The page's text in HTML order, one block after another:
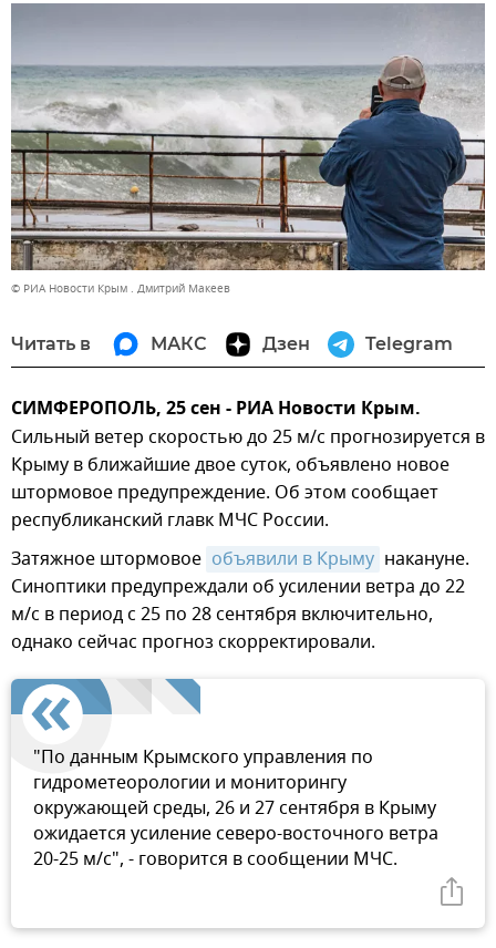
© РИА Новости Крым . Дмитрий Макеев
Читать в МАКС Дзен Telegram
СИМФЕРОПОЛЬ, 25 сен - РИА Новости Крым.
Сильный ветер скоростью до 25 м/с прогнозируется в
Крыму в ближайшие двое суток, объявлено новое
штормовое предупреждение. Об этом сообщает
республиканский главк МЧС России.
Затяжное штормовое объявили в Крыму накануне.
Синоптики предупреждали об усилении ветра до 22
м/с в период с 25 по 28 сентября включительно,
однако сейчас прогноз скорректировали.
"По данным Крымского управления по
гидрометеорологии и мониторингу
окружающей среды, 26 и 27 сентября в Крыму
ожидается усиление северо-восточного ветра
20-25 м/с", - говорится в сообщении МЧС.